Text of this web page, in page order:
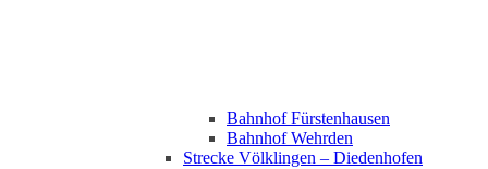
Bahnhof Fürstenhausen
Bahnhof Wehrden
Strecke Völklingen – Diedenhofen